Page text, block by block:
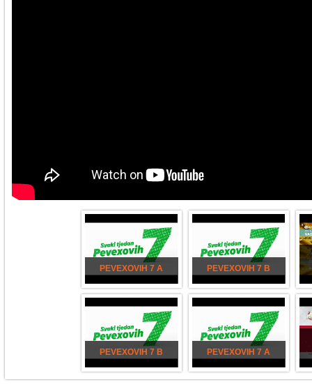
PEVEXOVIH 7 B
PEVEXOVIH 7 A
PEVEXOVIH 7 A
PEVEXOVIH 7 B